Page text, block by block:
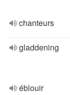
chanteurs
gladdening
éblouir